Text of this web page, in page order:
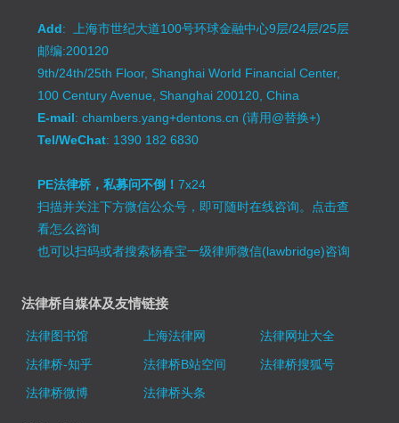
Add: 上海市世纪大道100号环球金融中心9层/24层/25层
邮编:200120
9th/24th/25th Floor, Shanghai World Financial Center,
100 Century Avenue, Shanghai 200120, China
E-mail: chambers.yang+dentons.cn (请用@替换+)
Tel/WeChat: 1390 182 6830
PE法律桥，私募问不倒！7x24
扫描并关注下方微信公众号，即可随时在线咨询。 点击查
看怎么咨询
也可以扫码或者搜索杨春宝一级律师微信(lawbridge)咨询
法律桥自媒体及友情链接
法律图书馆 上海法律网
法律网址大全
法律桥-知乎
法律桥B站空间
法律桥搜狐号
法律桥微博
法律桥头条